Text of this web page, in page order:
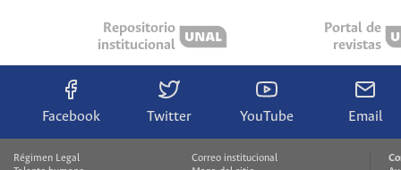
Repositorio
institucional
Portal de
revistas
Facebook Twitter YouTube Email
Régimen Legal
Correo institucional